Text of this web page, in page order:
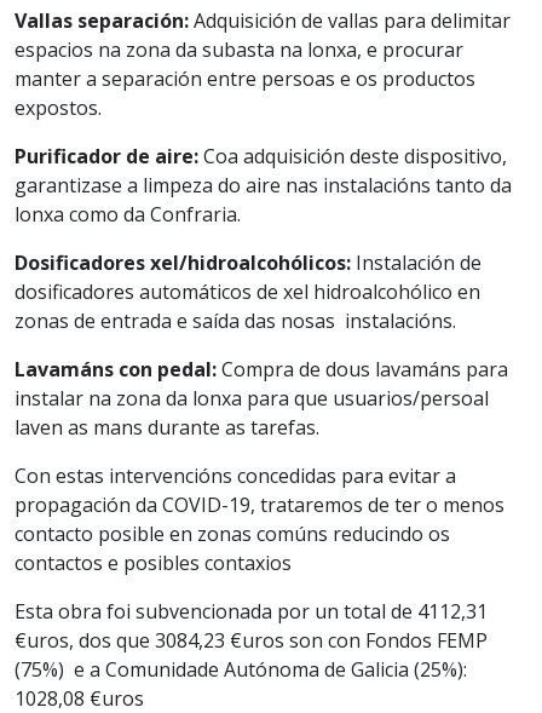
Vallas separación:Adquisición de vallas para delimitar
espacios na zona da subasta na lonxa, e procurar
manter a separación entre persoas e os productos
expostos.
Purificador de aire:Coa adquisición deste dispositivo,
garantizase a limpeza do aire nas instalacións tanto da
lonxa como da Confraria.
Dosificadores xel/hidroalcohólicos: Instalación de
dosificadores automáticos de xel hidroalcohólico en
zonas de entrada e saída das nosas instalacións.
Lavamáns con pedal:Compra de dous lavamáns para
instalar na zona da lonxa para que usuarios/persoal
laven as mans durante as tarefas.
Con estas intervencións concedidas para evitar a
propagación da COVID-19, trataremos de ter o menos
contacto posible en zonas comúns reducindo os
contactos e posibles contaxios
Esta obra foi subvencionada por un total de 4112,31
€uros, dos que 3084,23 €uros son con Fondos FEMP
(75%) e a Comunidade Autónoma de Galicia (25%):
1028,08 €uros